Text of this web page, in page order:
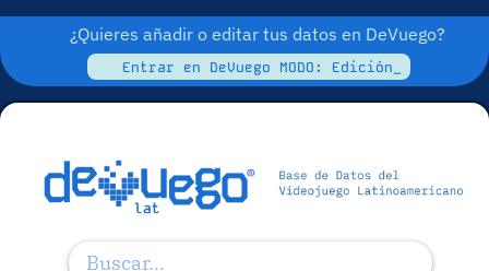
¿Quieres añadir o editar tus datos en DeVuego?
Entrar en DeVuego MODO: Edición_